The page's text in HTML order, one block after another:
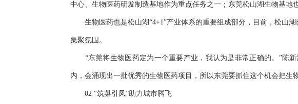
中心、生物医药研发制造基地作为重点任务之一；东莞松山湖生物基地
生物医药也是松山湖“4+1”产业体系的重要组成部分，目前，松山湖
集聚氛围。
“东莞将生物医药定为一个重要产业，我认为是非常正确的。”陈新
内，会涌现出一批优秀的生物医药项目，所以东莞要抓住这个机会把生
02 “筑巢引凤”助力城市腾飞